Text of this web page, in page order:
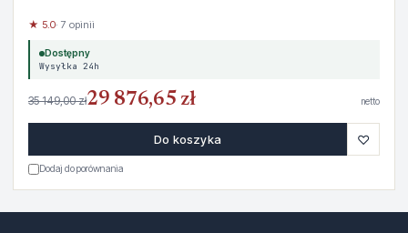
★ 5.0· 7 opinii
Dostępny
Wysyłka 24h
35 149,00 zł29 876,65 zł netto
Do koszyka ♡
Dodaj do porównania